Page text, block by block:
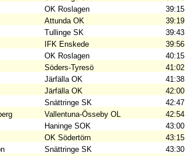
OK Roslagen 39:15
Attunda OK 39:19
Tullinge SK 39:43
IFK Enskede 39:56
OK Roslagen 40:15
Söders-Tyresö 41:02
Järfälla OK 41:38
Järfälla OK 42:00
Snättringe SK 42:47
Vallentuna-Össeby OL 42:54
Haninge SOK 43:00
OK Södertörn 43:15
Snättringe SK 43:30